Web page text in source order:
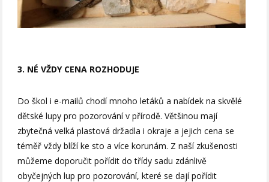
3. NÉ VŽDY CENA ROZHODUJE
Do škol i e-mailů chodí mnoho letáků a nabídek na skvělé
dětské lupy pro pozorování v přírodě. Většinou mají
zbytečná velká plastová držadla i okraje a jejich cena se
téměř vždy blíží ke sto a více korunám. Z naší zkušenosti
můžeme doporučit pořídit do třídy sadu zdánlivě
obyčejných lup pro pozorování, které se dají pořídit